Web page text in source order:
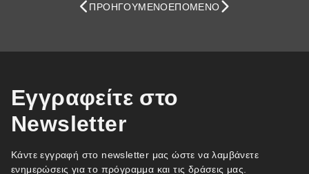
ΠΡΟΗΓΟΎΜΕΝΟΕΠΌΜΕΝΟ
Εγγραφείτε στο
Newsletter
Κάντε εγγραφή στο newsletter μας ώστε να λαμβάνετε
ενημερώσεις για το πρόγραμμα και τις δράσεις μας.